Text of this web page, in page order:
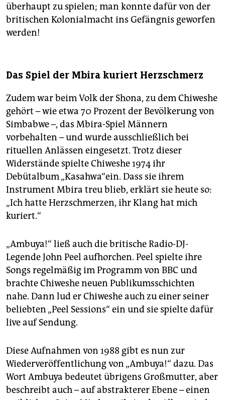
überhaupt zu spielen; man konnte dafür von der
britischen Kolonialmacht ins Gefängnis geworfen
werden!
Das Spiel der Mbira kuriert Herzschmerz
Zudem war beim Volk der Shona, zu dem Chiweshe
gehört – wie etwa 70 Prozent der Bevölkerung von
Simbabwe –, das Mbira-Spiel Männern
vorbehalten – und wurde ausschließlich bei
rituellen Anlässen eingesetzt. Trotz dieser
Widerstände spielte Chiweshe 1974 ihr
Debütalbum „Kasahwa“ein. Dass sie ihrem
Instrument Mbira treu blieb, erklärt sie heute so:
„Ich hatte Herzschmerzen, ihr Klang hat mich
kuriert.“
„Ambuya!“ ließ auch die britische Radio-DJ-
Legende John Peel aufhorchen. Peel spielte ihre
Songs regelmäßig im Programm von BBC und
brachte Chiweshe neuen Publikumsschichten
nahe. Dann lud er Chiweshe auch zu einer seiner
beliebten „Peel Sessions“ ein und sie spielte dafür
live auf Sendung.
Diese Aufnahmen von 1988 gibt es nun zur
Wiederveröffentlichung von „Ambuya!“ dazu. Das
Wort Ambuya bedeutet übrigens Großmutter, aber
beschreibt auch – auf abstrakterer Ebene – einen